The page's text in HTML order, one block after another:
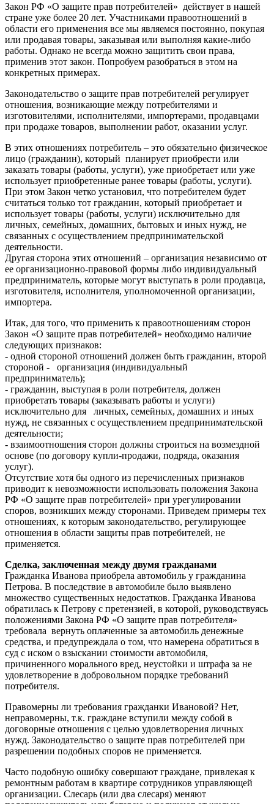
Закон РФ «О защите прав потребителей» действует в нашей
стране уже более 20 лет. Участниками правоотношений в
области его применения все мы являемся постоянно, покупая
или продавая товары, заказывая или выполняя какие-либо
работы. Однако не всегда можно защитить свои права,
применив этот закон. Попробуем разобраться в этом на
конкретных примерах.
Законодательство о защите прав потребителей регулирует
отношения, возникающие между потребителями и
изготовителями, исполнителями, импортерами, продавцами
при продаже товаров, выполнении работ, оказании услуг.
В этих отношениях потребитель – это обязательно физическое
лицо (гражданин), который планирует приобрести или
заказать товары (работы, услуги), уже приобретает или уже
использует приобретенные ранее товары (работы, услуги).
При этом Закон четко установил, что потребителем будет
считаться только тот гражданин, который приобретает и
использует товары (работы, услуги) исключительно для
личных, семейных, домашних, бытовых и иных нужд, не
связанных с осуществлением предпринимательской
деятельности.
Другая сторона этих отношений – организация независимо от
ее организационно-правовой формы либо индивидуальный
предприниматель, которые могут выступать в роли продавца,
изготовителя, исполнителя, уполномоченной организации,
импортера.
Итак, для того, что применить к правоотношениям сторон
Закон «О защите прав потребителей» необходимо наличие
следующих признаков:
- одной стороной отношений должен быть гражданин, второй
стороной - организация (индивидуальный
предприниматель);
- гражданин, выступая в роли потребителя, должен
приобретать товары (заказывать работы и услуги)
исключительно для личных, семейных, домашних и иных
нужд, не связанных с осуществлением предпринимательской
деятельности;
- взаимоотношения сторон должны строиться на возмездной
основе (по договору купли-продажи, подряда, оказания
услуг).
Отсутствие хотя бы одного из перечисленных признаков
приводит к невозможности использовать положения Закона
РФ «О защите прав потребителей» при урегулировании
споров, возникших между сторонами. Приведем примеры тех
отношениях, к которым законодательство, регулирующее
отношения в области защиты прав потребителей, не
применяется.
Сделка, заключенная между двумя гражданами
Гражданка Иванова приобрела автомобиль у гражданина
Петрова. В последствие в автомобиле было выявлено
множество существенных недостатков. Гражданка Иванова
обратилась к Петрову с претензией, в которой, руководствуясь
положениями Закона РФ «О защите прав потребителя»
требовала вернуть оплаченные за автомобиль денежные
средства, и предупреждала о том, что намерена обратиться в
суд с иском о взыскании стоимости автомобиля,
причиненного морального вред, неустойки и штрафа за не
удовлетворение в добровольном порядке требований
потребителя.
Правомерны ли требования гражданки Ивановой? Нет,
неправомерны, т.к. граждане вступили между собой в
договорные отношения с целью удовлетворения личных
нужд. Законодательство о защите прав потребителей при
разрешении подобных споров не применяется.
Часто подобную ошибку совершают граждане, привлекая к
ремонтным работам в квартире сотрудников управляющей
организации. Слесарь (или два слесаря) меняют